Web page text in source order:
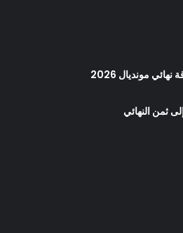
مونديال 2026
ثمن النهائي